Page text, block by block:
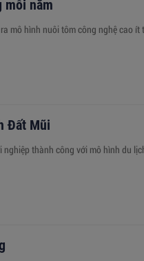
mỗi năm
mô hình nuôi tôm công nghệ cao ít
Đất Mũi
nghiệp thành công với mô hình du